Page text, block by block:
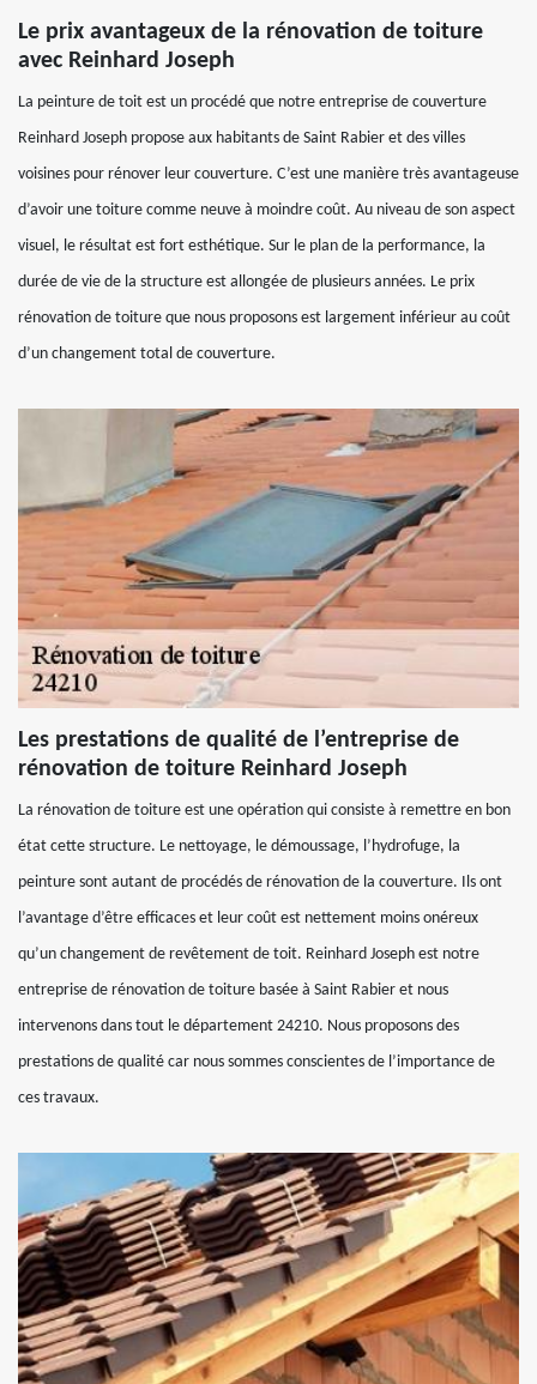
Le prix avantageux de la rénovation de toiture
avec Reinhard Joseph
La peinture de toit est un procédé que notre entreprise de couverture
Reinhard Joseph propose aux habitants de Saint Rabier et des villes
voisines pour rénover leur couverture. C’est une manière très avantageuse
d’avoir une toiture comme neuve à moindre coût. Au niveau de son aspect
visuel, le résultat est fort esthétique. Sur le plan de la performance, la
durée de vie de la structure est allongée de plusieurs années. Le prix
rénovation de toiture que nous proposons est largement inférieur au coût
d’un changement total de couverture.
Les prestations de qualité de l’entreprise de
rénovation de toiture Reinhard Joseph
La rénovation de toiture est une opération qui consiste à remettre en bon
état cette structure. Le nettoyage, le démoussage, l’hydrofuge, la
peinture sont autant de procédés de rénovation de la couverture. Ils ont
l’avantage d’être efficaces et leur coût est nettement moins onéreux
qu’un changement de revêtement de toit. Reinhard Joseph est notre
entreprise de rénovation de toiture basée à Saint Rabier et nous
intervenons dans tout le département 24210. Nous proposons des
prestations de qualité car nous sommes conscientes de l’importance de
ces travaux.